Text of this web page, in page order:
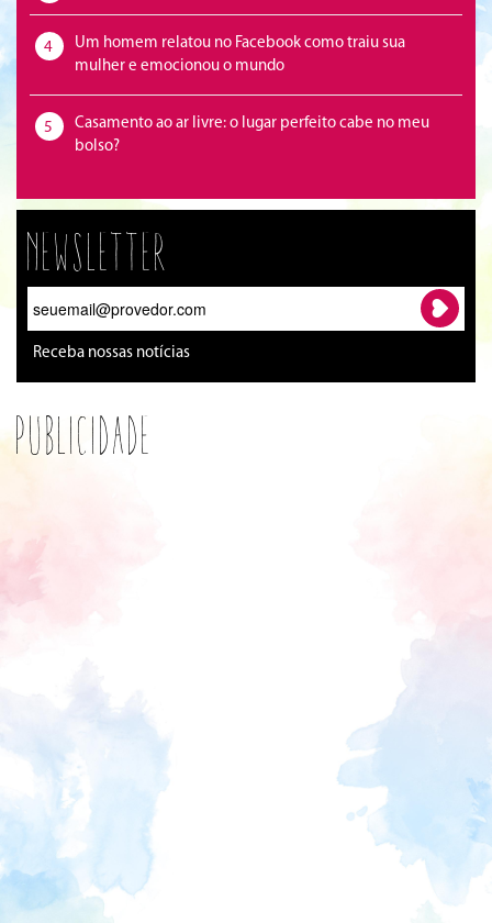
4
Um homem relatou no Facebook como traiu sua
mulher e emocionou o mundo
5
Casamento ao ar livre: o lugar perfeito cabe no meu
bolso?
Newsletter
Receba nossas notícias
Publicidade